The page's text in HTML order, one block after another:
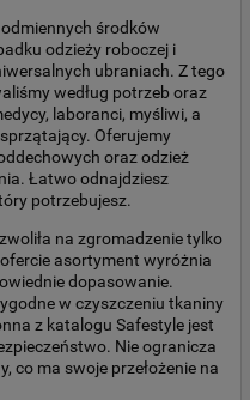
środków
odzieży roboczej i
ubraniach. Z tego
według potrzeb oraz
laboranci, myśliwi, a
Oferujemy
oraz odzież
Łatwo odnajdziesz
potrzebujesz.
na zgromadzenie tylko
asortyment wyróżnia
dopasowanie.
w czyszczeniu tkaniny
z katalogu Safestyle jest
Nie ogranicza
co ma swoje przełożenie na